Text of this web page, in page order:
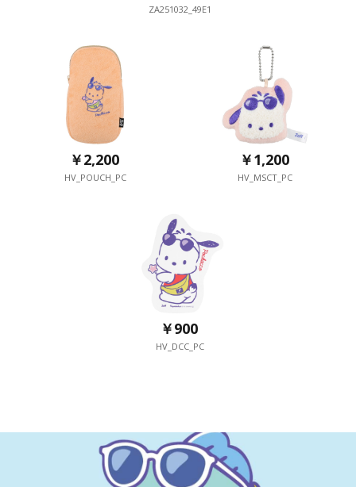
ZA251032_49E1
￥2,200
HV_POUCH_PC
￥1,200
HV_MSCT_PC
￥900
HV_DCC_PC